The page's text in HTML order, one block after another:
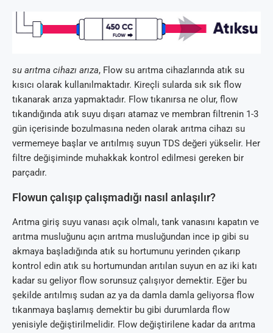
su arıtma cihazı arıza, Flow su arıtma cihazlarında atık su
kısıcı olarak kullanılmaktadır. Kireçli sularda sık sık flow
tıkanarak arıza yapmaktadır. Flow tıkanırsa ne olur, flow
tıkandığında atık suyu dışarı atamaz ve membran filtrenin 1-3
gün içerisinde bozulmasına neden olarak arıtma cihazı su
vermemeye başlar ve arıtılmış suyun TDS değeri yükselir. Her
filtre değişiminde muhakkak kontrol edilmesi gereken bir
parçadır.
Flowun çalışıp çalışmadığı nasıl anlaşılır?
Arıtma giriş suyu vanası açık olmalı, tank vanasını kapatın ve
arıtma musluğunu açın arıtma musluğundan ince ip gibi su
akmaya başladığında atık su hortumunu yerinden çıkarıp
kontrol edin atık su hortumundan arıtılan suyun en az iki katı
kadar su geliyor flow sorunsuz çalışıyor demektir. Eğer bu
şekilde arıtılmış sudan az ya da damla damla geliyorsa flow
tıkanmaya başlamış demektir bu gibi durumlarda flow
yenisiyle değiştirilmelidir. Flow değiştirilene kadar da arıtma